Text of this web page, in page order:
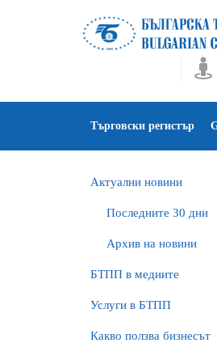
Търговски регистър
Актуални новини
Последните 30 дни
Архив на новини
БTПП в медиите
Услуги в БТПП
Какво ползва бизнесът